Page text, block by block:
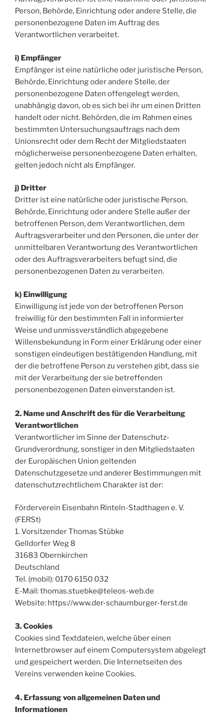
Person, Behörde, Einrichtung oder andere Stelle, die
personenbezogene Daten im Auftrag des
Verantwortlichen verarbeitet.
i) Empfänger
Empfänger ist eine natürliche oder juristische Person,
Behörde, Einrichtung oder andere Stelle, der
personenbezogene Daten offengelegt werden,
unabhängig davon, ob es sich bei ihr um einen Dritten
handelt oder nicht. Behörden, die im Rahmen eines
bestimmten Untersuchungsauftrags nach dem
Unionsrecht oder dem Recht der Mitgliedstaaten
möglicherweise personenbezogene Daten erhalten,
gelten jedoch nicht als Empfänger.
j) Dritter
Dritter ist eine natürliche oder juristische Person,
Behörde, Einrichtung oder andere Stelle außer der
betroffenen Person, dem Verantwortlichen, dem
Auftragsverarbeiter und den Personen, die unter der
unmittelbaren Verantwortung des Verantwortlichen
oder des Auftragsverarbeiters befugt sind, die
personenbezogenen Daten zu verarbeiten.
k) Einwilligung
Einwilligung ist jede von der betroffenen Person
freiwillig für den bestimmten Fall in informierter
Weise und unmissverständlich abgegebene
Willensbekundung in Form einer Erklärung oder einer
sonstigen eindeutigen bestätigenden Handlung, mit
der die betroffene Person zu verstehen gibt, dass sie
mit der Verarbeitung der sie betreffenden
personenbezogenen Daten einverstanden ist.
2. Name und Anschrift des für die Verarbeitung
Verantwortlichen
Verantwortlicher im Sinne der Datenschutz-
Grundverordnung, sonstiger in den Mitgliedstaaten
der Europäischen Union geltenden
Datenschutzgesetze und anderer Bestimmungen mit
datenschutzrechtlichem Charakter ist der:
Förderverein Eisenbahn Rinteln-Stadthagen e. V.
(FERSt)
1. Vorsitzender Thomas Stübke
Gelldorfer Weg 8
31683 Obernkirchen
Deutschland
Tel. (mobil): 0170 6150 032
E-Mail: thomas.stuebke@teleos-web.de
Website: https://www.der-schaumburger-ferst.de
3. Cookies
Cookies sind Textdateien, welche über einen
Internetbrowser auf einem Computersystem abgelegt
und gespeichert werden. Die Internetseiten des
Vereins verwenden keine Cookies.
4. Erfassung von allgemeinen Daten und
Informationen